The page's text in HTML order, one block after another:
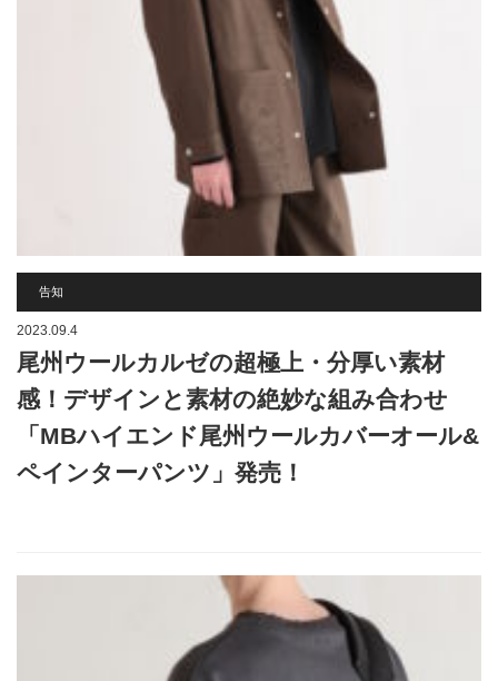
告知
2023.09.4
尾州ウールカルゼの超極上・分厚い素材
感！デザインと素材の絶妙な組み合わせ
「MBハイエンド尾州ウールカバーオール&
ペインターパンツ」発売！